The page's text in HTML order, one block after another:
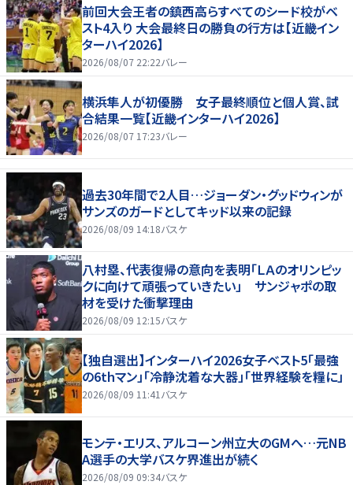
前回大会王者の鎮西高らすべてのシード校がベ
スト4入り 大会最終日の勝負の行方は【近畿イン
ターハイ2026】
2026/08/07 22:22バレー
横浜隼人が初優勝 女子最終順位と個人賞、試
合結果一覧【近畿インターハイ2026】
2026/08/07 17:23バレー
過去30年間で2人目…ジョーダン・グッドウィンが
サンズのガードとしてキッド以来の記録
2026/08/09 14:18バスケ
八村塁、代表復帰の意向を表明「ＬＡのオリンピッ
クに向けて頑張っていきたい」 サンジャポの取
材を受けた衝撃理由
2026/08/09 12:15バスケ
【独自選出】インターハイ2026女子ベスト5「最強
の6thマン」「冷静沈着な大器」「世界経験を糧に」
2026/08/09 11:41 バスケ
モンテ・エリス、アルコーン州立大のGMへ…元NB
A選手の大学バスケ界進出が続く
2026/08/09 09:34バスケ